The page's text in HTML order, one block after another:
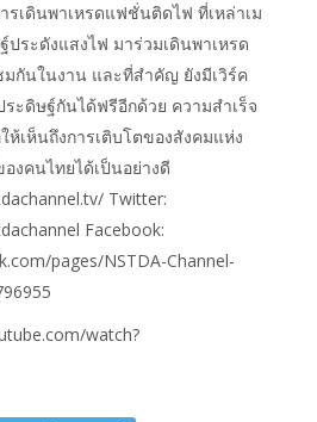
เดินพาเหรดแฟชั่นติดไฟ ที่เหล่าเม
ประดังแสงไฟ มาร่วมเดินพาเหรด
กันในงาน และที่สำคัญ ยังมีเวิร์ค
ะดิษฐ์กันได้ฟรีอีกด้วย ความสำเร็จ
เห็นถึงการเติบโตของสังคมแห่ง
งคนไทยได้เป็นอย่างดี
Twitter:
Facebook:
pages/NSTDA-Channel-
watch?